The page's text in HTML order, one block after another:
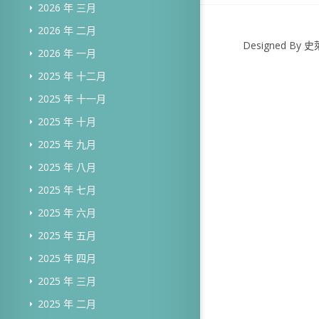
2026 年 三月
2026 年 二月
2026 年 一月
2025 年 十二月
2025 年 十一月
2025 年 十月
2025 年 九月
2025 年 八月
2025 年 七月
2025 年 六月
2025 年 五月
2025 年 四月
2025 年 三月
2025 年 二月
Designed By 史